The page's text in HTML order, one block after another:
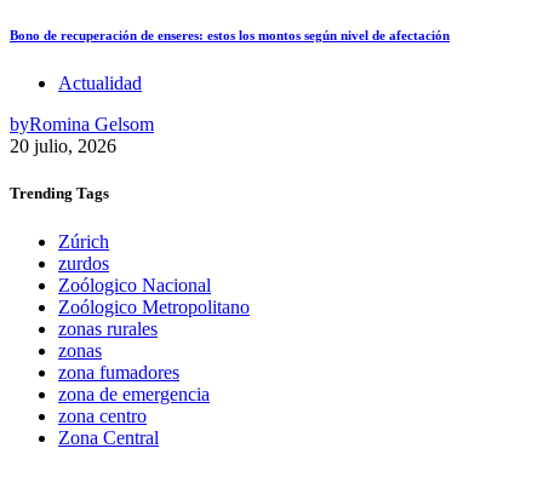
Bono de recuperación de enseres: estos los montos según nivel de afectación
Actualidad
byRomina Gelsom
20 julio, 2026
Trending Tags
Zúrich
zurdos
Zoólogico Nacional
Zoólogico Metropolitano
zonas rurales
zonas
zona fumadores
zona de emergencia
zona centro
Zona Central